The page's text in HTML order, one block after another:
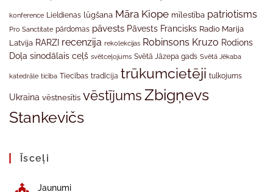
konference Lieldienas lūgšana Māra Kiope mīlestība patriotisms
Pro Sanctitate pārdomas pāvests Pāvests Francisks Radio Marija
Latvija RARZI recenzija rekolekcijas Robinsons Kruzo Rodions
Doļa sinodālais ceļš svētceļojums Svētā Jāzepa gads Svētā Jēkaba
katedrāle ticība Tiecības tradīcija trūkumcietēji tulkojums
Ukraina vēstnesītis vēstījumsZbigņevs
Stankevičs
Īsceļi
Jaunumi